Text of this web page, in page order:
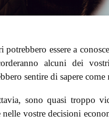
essere a
alcuni dei
sentire di sapere
sono quasi troppo
nelle vostre decisioni